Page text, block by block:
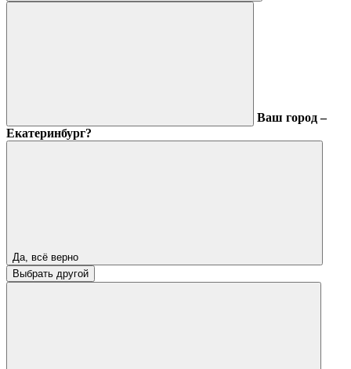
Ваш город –
Екатеринбург?
Да, всё верно
Выбрать другой